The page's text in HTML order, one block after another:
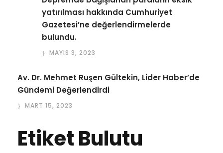
yatırılması hakkında Cumhuriyet
Gazetesi’ne değerlendirmelerde
bulundu.
MAYIS 3, 2023
Av. Dr. Mehmet Ruşen Gültekin, Lider Haber’de
Gündemi Değerlendirdi
MART 15, 2023
Etiket Bulutu